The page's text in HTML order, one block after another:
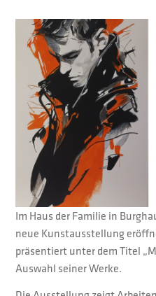
Im Haus der Familie in
neue Kunstausstellung
präsentiert unter dem Titel
Auswahl seiner Werke.